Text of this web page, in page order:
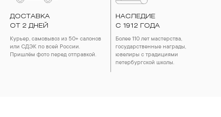
ДОСТАВКА
ОТ 2 ДНЕЙ
Курьер, самовывоз из 50+ салонов
или СДЭК по всей России.
Пришлём фото перед отправкой.
НАСЛЕДИЕ
С 1912 ГОДА
Более 110 лет мастерства,
государственные награды,
ювелиры с традициями
петербургской школы.